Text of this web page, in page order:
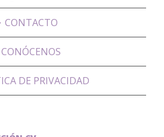
CONTACTO
CONÓCENOS
DE PRIVACIDAD